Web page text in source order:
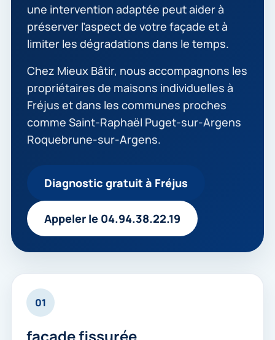
une intervention adaptée peut aider à
préserver l’aspect de votre façade et à
limiter les dégradations dans le temps.
Chez Mieux Bâtir, nous accompagnons les
propriétaires de maisons individuelles à
Fréjus et dans les communes proches
comme Saint-Raphaël Puget-sur-Argens
Roquebrune-sur-Argens.
Diagnostic gratuit à Fréjus
Appeler le 04.94.38.22.19
01